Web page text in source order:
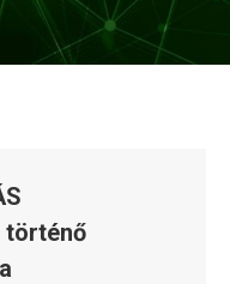
történő